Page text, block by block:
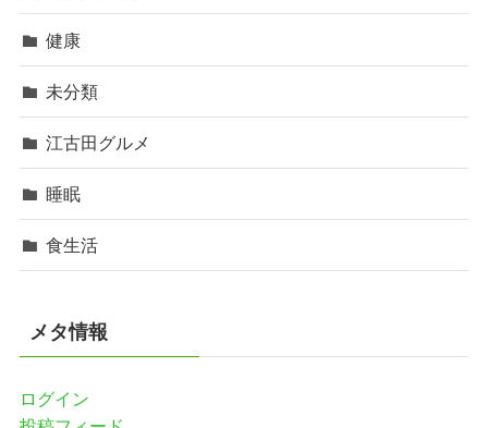
健康
未分類
江古田グルメ
睡眠
食生活
メタ情報
ログイン